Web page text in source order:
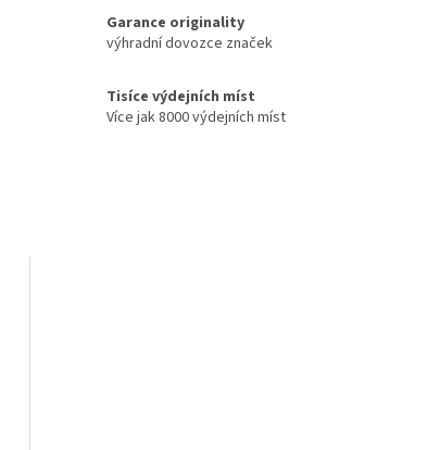
Garance originality
výhradní dovozce značek
Tisíce výdejních míst
Více jak 8000 výdejních míst